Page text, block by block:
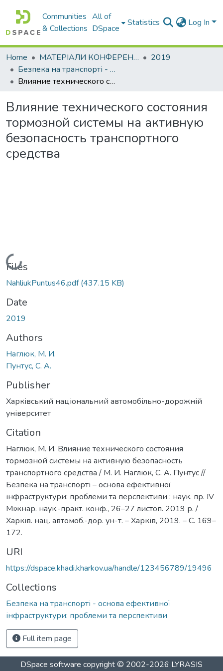
Communities
& Collections
All of
DSpace
Statistics Log In
Home МАТЕРІАЛИ КОНФЕРЕНЦІЙ
2019
Безпека на транспорті - основа ефективної інфраструктури: проблеми та перспективи
Влияние технического состояния тормозной системы на активную безопасность транспортного средства
Влияние технического состояния
тормозной системы на активную
безопасность транспортного
средства
Loading...
Files
NahliukPuntus46.pdf(437.15 KB)
Date
2019
Authors
Наглюк, М. И.
Пунтус, С. А.
Publisher
Харківський національний автомобільно-дорожній
університет
Citation
Наглюк, М. И. Влияние технического состояния
тормозной системы на активную безопасность
транспортного средства / М. И. Наглюк, С. А. Пунтус //
Безпека на транспорті – основа ефективної
інфраструктури: проблеми та перспективи : наук. пр. IV
Міжнар. наук.-практ. конф., 26–27 листоп. 2019 р. /
Харків. нац. автомоб.-дор. ун-т. – Харків, 2019. – С. 169–
172.
URI
https://dspace.khadi.kharkov.ua/handle/123456789/19496
Collections
Безпека на транспорті - основа ефективної
інфраструктури: проблеми та перспективи
Full item page
DSpace software copyright © 2002-2026 LYRASIS